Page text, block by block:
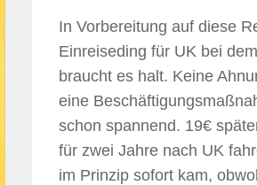
In Vorbereitung auf diese
Einreiseding für UK bei
braucht es halt. Keine
eine
schon spannend. 19€
für zwei Jahre nach UK
im Prinzip sofort kam,